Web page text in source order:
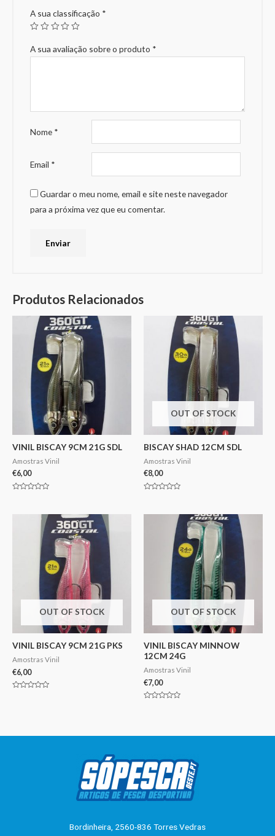
A sua classificação *
A sua avaliação sobre o produto *
Nome *
Email *
Guardar o meu nome, email e site neste navegador
para a próxima vez que eu comentar.
Produtos Relacionados
VINIL BISCAY 9CM 21G SDL
Amostras Vinil
€6,00
OUT OF STOCK
BISCAY SHAD 12CM SDL
Amostras Vinil
€8,00
OUT OF STOCK
VINIL BISCAY 9CM 21G PKS
Amostras Vinil
€6,00
OUT OF STOCK
VINIL BISCAY MINNOW
12CM 24G
Amostras Vinil
€7,00
Bordinheira, 2560-836 Torres Vedras